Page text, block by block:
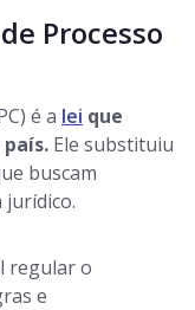
Processo
é a lei que
Ele substituiu
buscam
jurídico.
regular o
e